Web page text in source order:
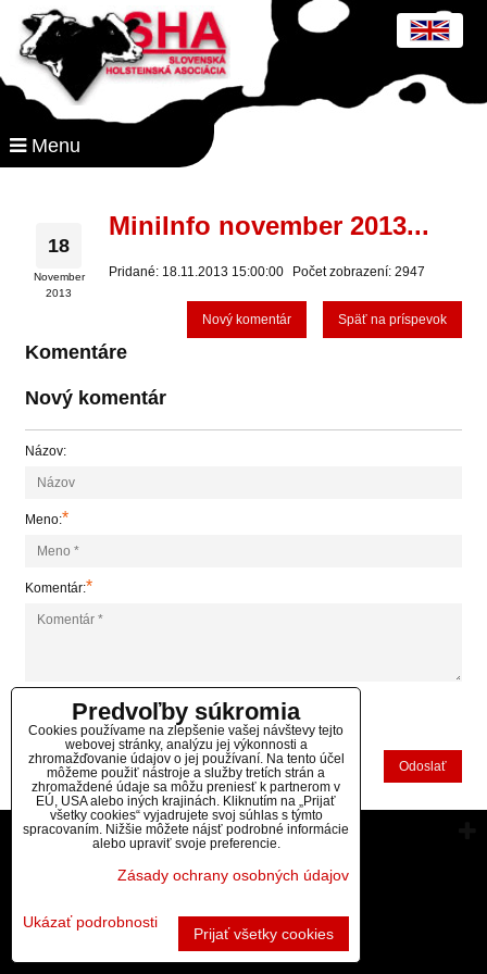
Menu
18
November
2013
MiniInfo november 2013...
Pridané: 18.11.2013 15:00:00 Počet zobrazení: 2947
Späť na príspevok
Nový komentár
Komentáre
Nový komentár
Názov:
Meno:*
Komentár:*
*(Povinné)
Odoslať
Vytvorené pomocou:BiznisWeb.sk
Predvoľby súkromia
Cookies používame na zlepšenie vašej návštevy tejto
webovej stránky, analýzu jej výkonnosti a
zhromažďovanie údajov o jej používaní. Na tento účel
môžeme použiť nástroje a služby tretích strán a
zhromaždené údaje sa môžu preniesť k partnerom v
EÚ, USA alebo iných krajinách. Kliknutím na „Prijať
všetky cookies“ vyjadrujete svoj súhlas s týmto
spracovaním. Nižšie môžete nájsť podrobné informácie
alebo upraviť svoje preferencie.
Zásady ochrany osobných údajov
Ukázať podrobnosti
Prijať všetky cookies